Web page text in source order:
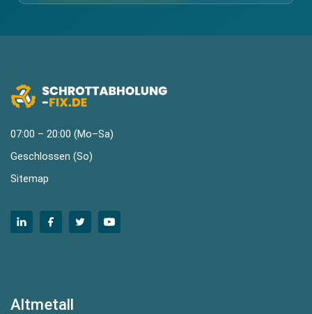
07:00 – 20:00 (Mo–Sa)
Geschlossen (So)
Sitemap
Altmetall